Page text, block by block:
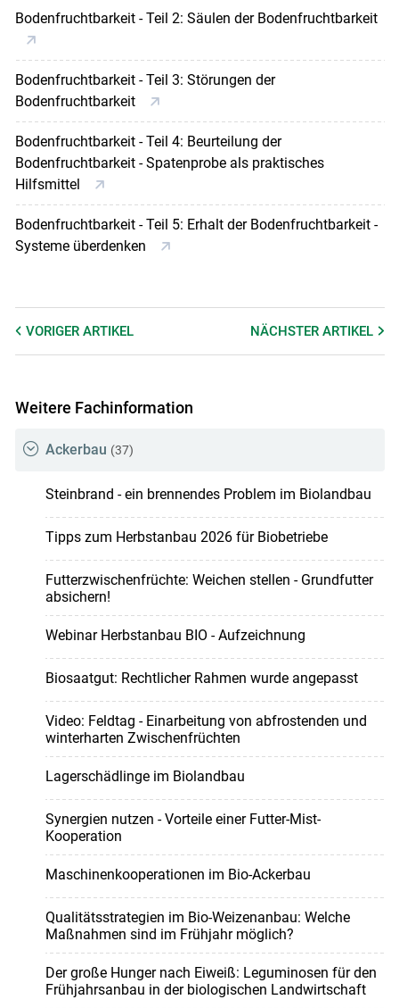
Bodenfruchtbarkeit - Teil 2: Säulen der Bodenfruchtbarkeit
Bodenfruchtbarkeit - Teil 3: Störungen der
Bodenfruchtbarkeit
Bodenfruchtbarkeit - Teil 4: Beurteilung der
Bodenfruchtbarkeit - Spatenprobe als praktisches
Hilfsmittel
Bodenfruchtbarkeit - Teil 5: Erhalt der Bodenfruchtbarkeit -
Systeme überdenken
VORIGER ARTIKEL NÄCHSTERARTIKEL
Weitere Fachinformation
Ackerbau (37)
Steinbrand - ein brennendes Problem im Biolandbau
Tipps zum Herbstanbau 2026 für Biobetriebe
Futterzwischenfrüchte: Weichen stellen - Grundfutter
absichern!
Webinar Herbstanbau BIO - Aufzeichnung
Biosaatgut: Rechtlicher Rahmen wurde angepasst
Video: Feldtag - Einarbeitung von abfrostenden und
winterharten Zwischenfrüchten
Lagerschädlinge im Biolandbau
Synergien nutzen - Vorteile einer Futter-Mist-
Kooperation
Maschinenkooperationen im Bio-Ackerbau
Qualitätsstrategien im Bio-Weizenanbau: Welche
Maßnahmen sind im Frühjahr möglich?
Der große Hunger nach Eiweiß: Leguminosen für den
Frühjahrsanbau in der biologischen Landwirtschaft